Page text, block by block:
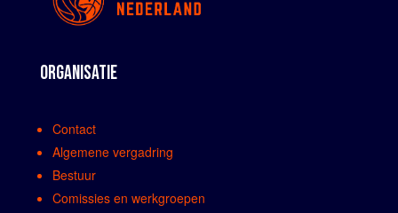
ORGANISATIE
Contact
Algemene vergadring
Bestuur
Comissies en werkgroepen